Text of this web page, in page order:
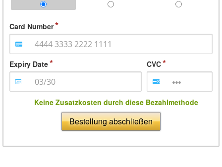
Card Number
Expiry Date CVC
Keine Zusatzkosten durch diese Bezahlmethode
Bestellung abschließen